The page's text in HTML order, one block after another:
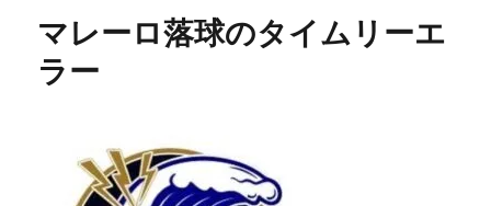
マレーロ落球のタイムリーエ
ラー